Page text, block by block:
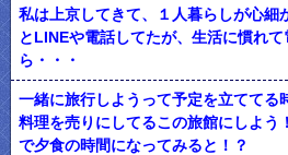
私は上京してきて、１人暮らしが心細
とLINEや電話してたが、生活に慣れ
ら・・・
一緒に旅行しようって予定を立ててる
料理を売りにしてるこの旅館にしよ
で夕食の時間になってみると！？